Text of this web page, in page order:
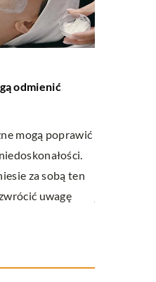
odmienić
mogą poprawić
za sobą ten
uwagę